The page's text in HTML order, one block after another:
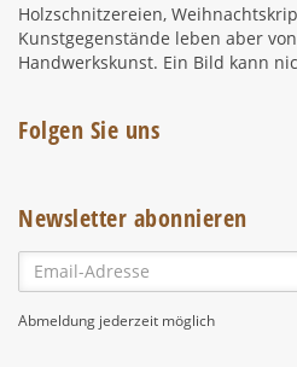
Holzschnitzereien,
Kunstgegenstände leben aber
Handwerkskunst. Ein Bild kann
Folgen Sie uns
Newsletter abonnieren
Email-
Adresse
Abmeldung jederzeit möglich